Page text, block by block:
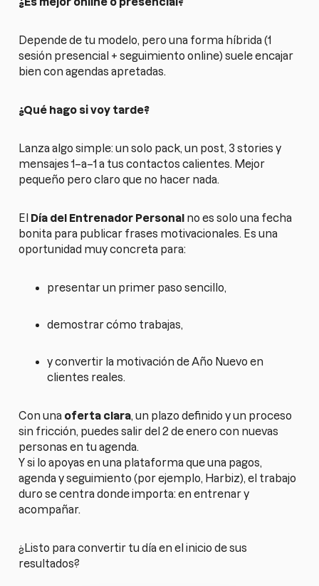
Depende de tu modelo, pero una forma híbrida (1
sesión presencial + seguimiento online) suele encajar
bien con agendas apretadas.
¿Qué hago si voy tarde?
Lanza algo simple: un solo pack, un post, 3 stories y
mensajes 1–a–1 a tus contactos calientes. Mejor
pequeño pero claro que no hacer nada.
El Día del Entrenador Personal no es solo una fecha
bonita para publicar frases motivacionales. Es una
oportunidad muy concreta para:
presentar un primer paso sencillo,
demostrar cómo trabajas,
y convertir la motivación de Año Nuevo en
clientes reales.
Con una oferta clara, un plazo definido y un proceso
sin fricción, puedes salir del 2 de enero con nuevas
personas en tu agenda.
Y si lo apoyas en una plataforma que una pagos,
agenda y seguimiento (por ejemplo, Harbiz), el trabajo
duro se centra donde importa: en entrenar y
acompañar.
¿Listo para convertir tu día en el inicio de sus
resultados?